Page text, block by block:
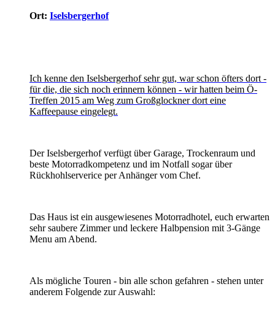
Ort: Iselsbergerhof
Ich kenne den Iselsbergerhof sehr gut, war schon öfters dort -
für die, die sich noch erinnern können - wir hatten beim Ö-
Treffen 2015 am Weg zum Großglockner dort eine
Kaffeepause eingelegt.
Der Iselsbergerhof verfügt über Garage, Trockenraum und
beste Motorradkompetenz und im Notfall sogar über
Rückhohlserverice per Anhänger vom Chef.
Das Haus ist ein ausgewiesenes Motorradhotel, euch erwarten
sehr saubere Zimmer und leckere Halbpension mit 3-Gänge
Menu am Abend.
Als mögliche Touren - bin alle schon gefahren - stehen unter
anderem Folgende zur Auswahl: